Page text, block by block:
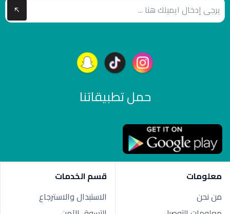
حمل تطبيقاتنا
معلومات
من نحن
قسم الخدمات
الاستبدال والاسترجاع